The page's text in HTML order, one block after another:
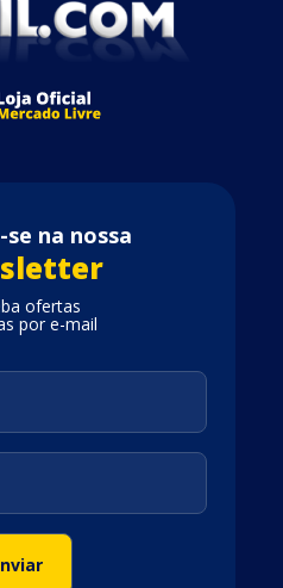
na nossa
ofertas
por e-mail